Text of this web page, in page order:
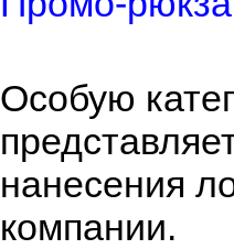
Особую
нанесения
компании.